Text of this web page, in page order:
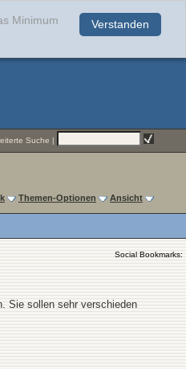
Verstanden
Minimum
Suche |
Themen-Optionen Ansicht
Social Bookmarks:
Sie sollen sehr verschieden